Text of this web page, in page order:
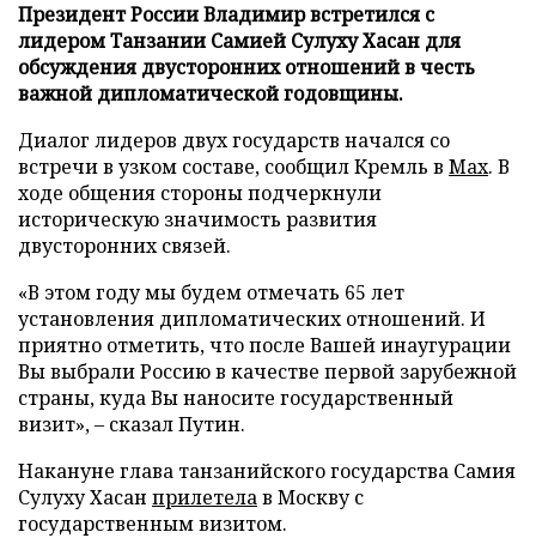
Президент России Владимир встретился с
лидером Танзании Самией Сулуху Хасан для
обсуждения двусторонних отношений в честь
важной дипломатической годовщины.
Диалог лидеров двух государств начался со
встречи в узком составе, сообщил Кремль в Max. В
ходе общения стороны подчеркнули
историческую значимость развития
двусторонних связей.
«В этом году мы будем отмечать 65 лет
установления дипломатических отношений. И
приятно отметить, что после Вашей инаугурации
Вы выбрали Россию в качестве первой зарубежной
страны, куда Вы наносите государственный
визит», – сказал Путин.
Накануне глава танзанийского государства Самия
Сулуху Хасан прилетелав Москву с
государственным визитом.